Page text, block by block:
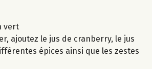
vert
ajoutez le jus de cranberry, le jus
épices ainsi que les zestes